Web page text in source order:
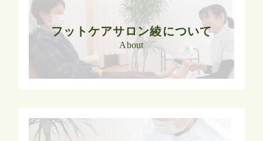
フットケアサロン綾について
About